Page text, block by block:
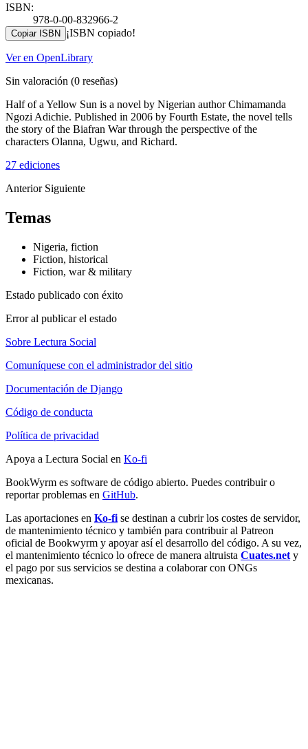
ISBN:
978-0-00-832966-2
Copiar ISBN ¡ISBN copiado!
Ver en OpenLibrary
Sin valoración (0 reseñas)
Half of a Yellow Sun is a novel by Nigerian author Chimamanda
Ngozi Adichie. Published in 2006 by Fourth Estate, the novel tells
the story of the Biafran War through the perspective of the
characters Olanna, Ugwu, and Richard.
27 ediciones
Anterior Siguiente
Temas
Nigeria, fiction
Fiction, historical
Fiction, war & military
Estado publicado con éxito
Error al publicar el estado
Sobre Lectura Social
Comuníquese con el administrador del sitio
Documentación de Django
Código de conducta
Política de privacidad
Apoya a Lectura Social en Ko-fi
BookWyrm es software de código abierto. Puedes contribuir o
reportar problemas en GitHub.
Las aportaciones en Ko-fi se destinan a cubrir los costes de servidor,
de mantenimiento técnico y también para contribuir al Patreon
oficial de Bookwyrm y apoyar así el desarrollo del código. A su vez,
el mantenimiento técnico lo ofrece de manera altruista Cuates.net y
el pago por sus servicios se destina a colaborar con ONGs
mexicanas.